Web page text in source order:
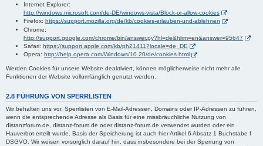
Internet Explorer:
http://windows.microsoft.com/de-DE/windows-vista/Block-or-allow-cookies
Firefox: https://support.mozilla.org/de/kb/cookies-erlauben-und-ablehnen
Chrome:
http://support.google.com/chrome/bin/answer.py?hl=de&hlrm=en&answer=95647
Safari: https://support.apple.com/kb/ph21411?locale=de_DE
Opera: http://help.opera.com/Windows/10.20/de/cookies.html
Werden Cookies für unsere Website deaktiviert, können möglicherweise nicht mehr alle
Funktionen der Website vollumfänglich genutzt werden.
2.8 FÜHRUNG VON SPERRLISTEN
Wir behalten uns vor, Sperrlisten von E-Mail-Adressen, Domains oder IP-Adressen zu führen,
wenn die entsprechende Adresse als Basis für eine missbräuchliche Nutzung von
distanzforum.de, distanz-forum.de oder distanz-forum.de verwendet wurden oder ein
Hauverbot erteilt wurde. Basis der Speicherung ist auch hier Artikel 6 Absatz 1 Buchstabe f
DSGVO. Wir weisen vorsorglich darauf hin, dass insbesondere bei der Sperrung von